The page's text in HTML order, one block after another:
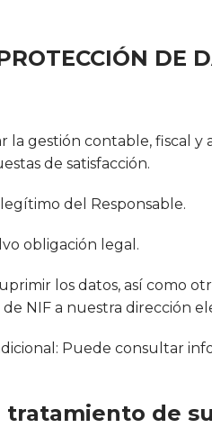
DE
la gestión contable, fiscal
de satisfacción.
del Responsable.
obligación legal.
los datos, así como
NIF a nuestra dirección
Puede consultar
tratamiento de